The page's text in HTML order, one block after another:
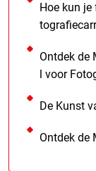
Hoe kun
Ontdek de
l voor
De Kunst
Ontdek de